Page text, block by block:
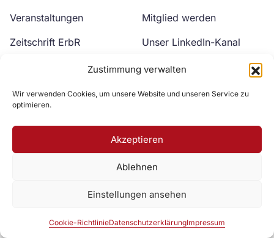
Zustimmung verwalten
Wir verwenden Cookies, um unsere Website und unseren Service zu
optimieren.
Akzeptieren
Ablehnen
Einstellungen ansehen
Cookie-RichtlinieDatenschutzerklärungImpressum
Veranstaltungen
Zeitschrift ErbR
Mitglied werden
Unser LinkedIn-Kanal
Unser YouTube-Kanal
Zur DAV Webseite